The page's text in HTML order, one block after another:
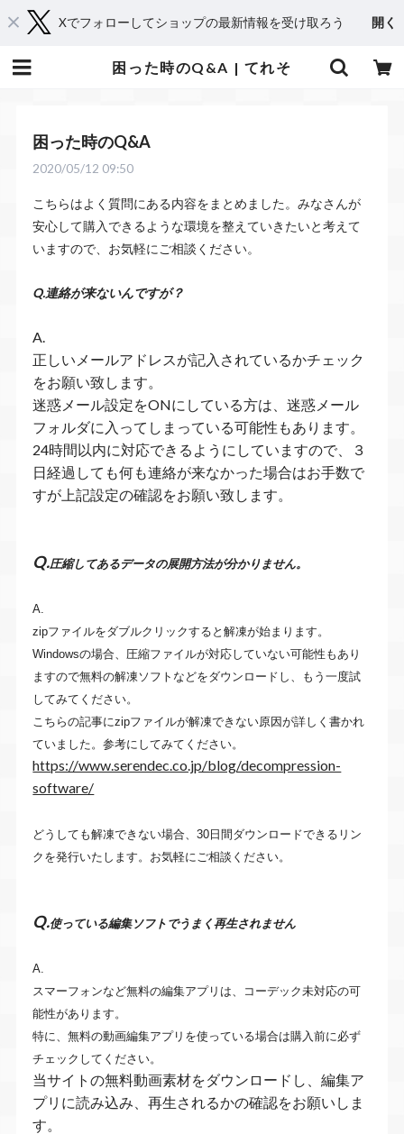
Xでフォローしてショップの最新情報を受け取ろう 開く
困った時のQ&A | てれそ
困った時のQ&A
2020/05/12 09:50
こちらはよく質問にある内容をまとめました。みなさんが
安心して購入できるような環境を整えていきたいと考えて
いますので、お気軽にご相談ください。
Q.連絡が来ないんですが？
A.
正しいメールアドレスが記入されているかチェック
をお願い致します。
迷惑メール設定をONにしている方は、迷惑メール
フォルダに入ってしまっている可能性もあります。
24時間以内に対応できるようにしていますので、３
日経過しても何も連絡が来なかった場合はお手数で
すが上記設定の確認をお願い致します。
Q.圧縮してあるデータの展開方法が分かりません。
A.
zipファイルをダブルクリックすると解凍が始まります。
Windowsの場合、圧縮ファイルが対応していない可能性もあり
ますので無料の解凍ソフトなどをダウンロードし、もう一度試
してみてください。
こちらの記事にzipファイルが解凍できない原因が詳しく書かれ
ていました。参考にしてみてください。
https://www.serendec.co.jp/blog/decompression-
software/
どうしても解凍できない場合、30日間ダウンロードできるリン
クを発行いたします。お気軽にご相談ください。
Q.使っている編集ソフトでうまく再生されません
A.
スマーフォンなど無料の編集アプリは、コーデック未対応の可
能性があります。
特に、無料の動画編集アプリを使っている場合は購入前に必ず
チェックしてください。
当サイトの無料動画素材をダウンロードし、編集ア
プリに読み込み、再生されるかの確認をお願いしま
す。